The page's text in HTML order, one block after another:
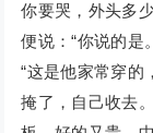
你要哭，外头多
便说：“你说的是
“这是他家常穿的
掩了，自己收去